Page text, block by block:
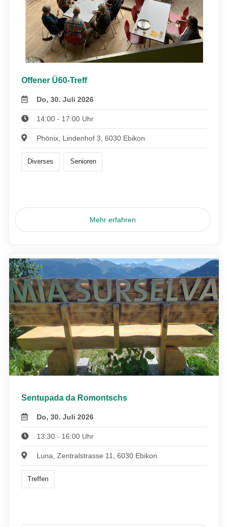
Offener Ü60-Treff
Do, 30. Juli 2026
14:00 - 17:00 Uhr
Phönix, Lindenhof 3, 6030 Ebikon
Diverses Senioren
Mehr erfahren
Sentupada da Romontschs
Do, 30. Juli 2026
13:30 - 16:00 Uhr
Luna, Zentralstrasse 11, 6030 Ebikon
Treffen